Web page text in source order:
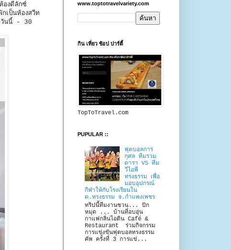
องดีลักซ์
เป็นห้องสวีท
วันนี้ - 30
www.toptotravelvariety.com
กิน เที่ยว ช้อป ปาร์ตี้
TopToTravel.com
PUPULAR ::
ฟุตบอลการ
กุศล ทีมรวม
ดารา VS ทีม
วีไอพี
ทรงธรรม เพื่อ
มอบอุปกรณ์
กีฬาให้กับโรงเรียนใน
ต.ทรงธรรม จ.กำแพงเพชร
ทริปนี้ทีมงานชวน... ปัก
หมุด ... บ้านที่อบอุ่น
กาแฟกลิ่นไอดิน Café &
Restaurant ร่วมกิจกรรม
การแข่งขันฟุตบอลทรงธรรม
คัพ ครั้งที่ 3 การแข่...